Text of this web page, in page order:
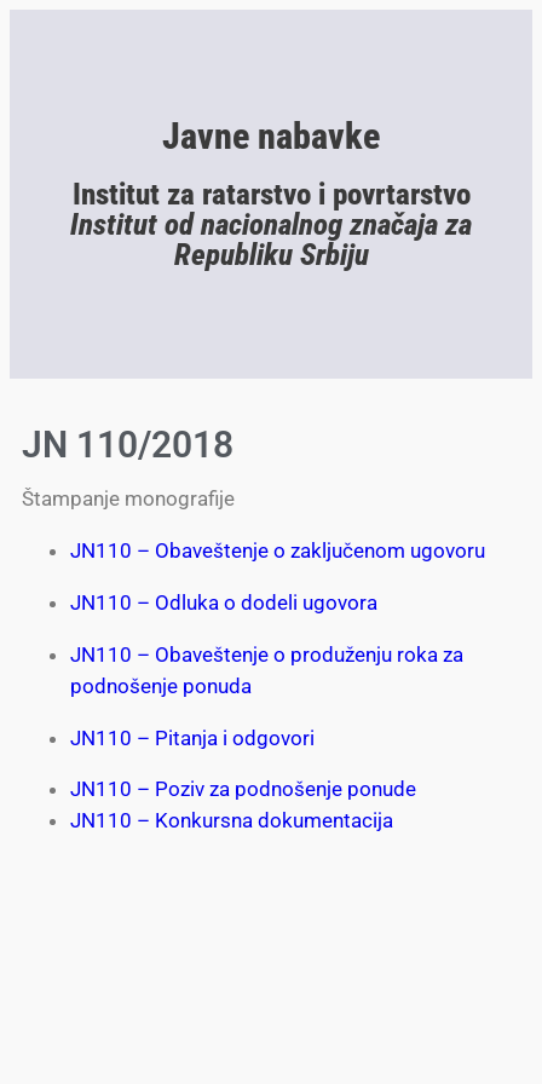
Javne nabavke
Institut za ratarstvo i povrtarstvo
Institut od nacionalnog značaja za
Republiku Srbiju
JN 110/2018
Štampanje monografije
JN110 – Obaveštenje o zaključenom ugovoru
JN110 – Odluka o dodeli ugovora
JN110 – Obaveštenje o produženju roka za
podnošenje ponuda
JN110 – Pitanja i odgovori
JN110 – Poziv za podnošenje ponude
JN110 – Konkursna dokumentacija